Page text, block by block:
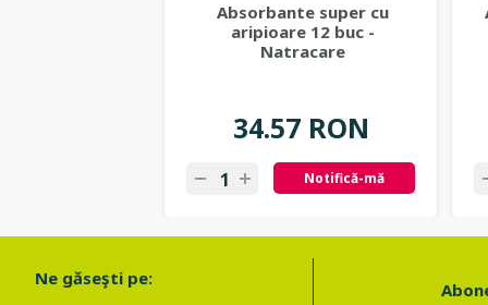
Absorbante super cu
aripioare 12 buc -
Natracare
34.57 RON
Notifică-mă
Ne găseşti pe: